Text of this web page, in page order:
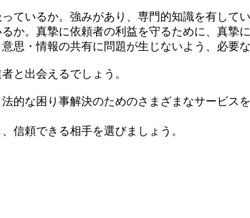
ているか。強みがあり、専門的知識を有して
か。真摯に依頼者の利益を守るために、真摯
思・情報の共有に問題が生じないよう、必要
と出会えるでしょう。
的な困り事解決のためのさまざまなサービ
信頼できる相手を選びましょう。